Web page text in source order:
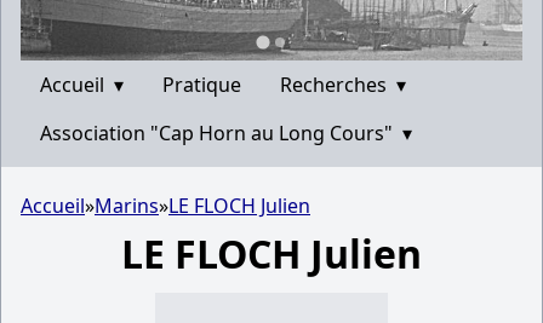
Accueil ▾ Pratique Recherches ▾
Association "Cap Horn au Long Cours" ▾
Accueil»Marins»LE FLOCH Julien
LE FLOCH Julien